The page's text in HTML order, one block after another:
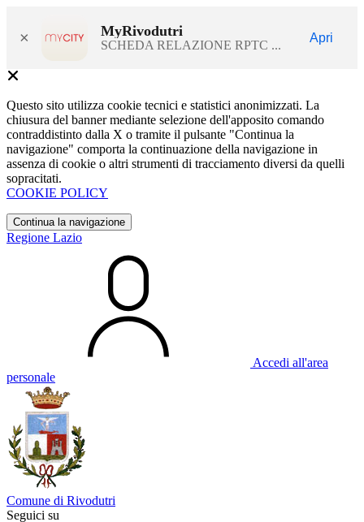
× MyRivodutri
SCHEDA RELAZIONE RPTC ...
Apri
Questo sito utilizza cookie tecnici e statistici anonimizzati. La
chiusura del banner mediante selezione dell'apposito comando
contraddistinto dalla X o tramite il pulsante "Continua la
navigazione" comporta la continuazione della navigazione in
assenza di cookie o altri strumenti di tracciamento diversi da quelli
sopracitati.
COOKIE POLICY
Continua la navigazione
Regione Lazio
Accedi all'area
personale
Comune di Rivodutri
Seguici su